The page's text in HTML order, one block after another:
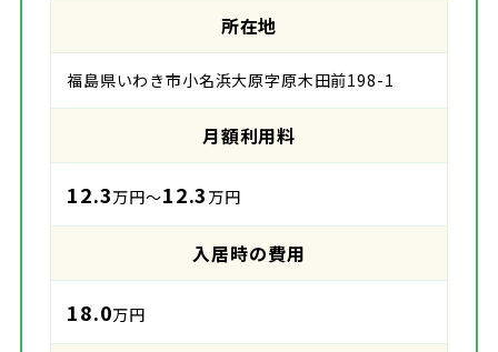
所在地
福島県いわき市小名浜大原字原木田前198-1
月額利用料
12.3万円～12.3 万円
入居時の費用
18.0万円